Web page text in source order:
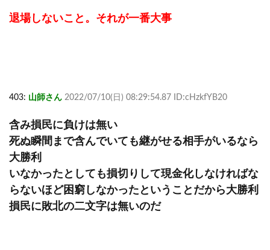
退場しないこと。それが一番大事
403: 山師さん 2022/07/10(日) 08:29:54.87 ID:cHzkfYB20
含み損民に負けは無い
死ぬ瞬間まで含んでいても継がせる相手がいるなら
大勝利
いなかったとしても損切りして現金化しなければな
らないほど困窮しなかったということだから大勝利
損民に敗北の二文字は無いのだ